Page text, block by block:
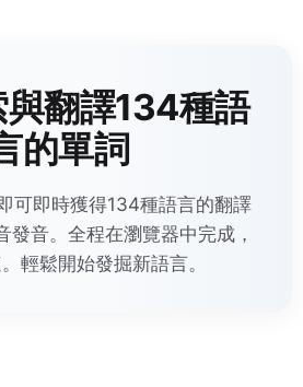
與翻譯134種語
的單詞
可即時獲得134種語言的翻譯
音。全程在瀏覽器中完成，
輕鬆開始發掘新語言。